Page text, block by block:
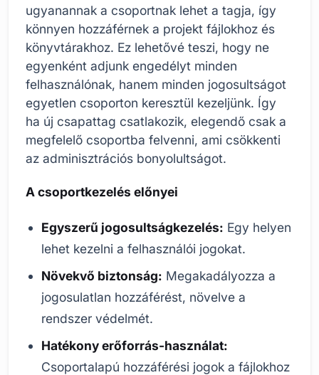
ugyanannak a csoportnak lehet a tagja, így
könnyen hozzáférnek a projekt fájlokhoz és
könyvtárakhoz. Ez lehetővé teszi, hogy ne
egyenként adjunk engedélyt minden
felhasználónak, hanem minden jogosultságot
egyetlen csoporton keresztül kezeljünk. Így
ha új csapattag csatlakozik, elegendő csak a
megfelelő csoportba felvenni, ami csökkenti
az adminisztrációs bonyolultságot.
A csoportkezelés előnyei
Egyszerű jogosultságkezelés: Egy helyen
lehet kezelni a felhasználói jogokat.
Növekvő biztonság: Megakadályozza a
jogosulatlan hozzáférést, növelve a
rendszer védelmét.
Hatékony erőforrás-használat:
Csoportalapú hozzáférési jogok a fájlokhoz